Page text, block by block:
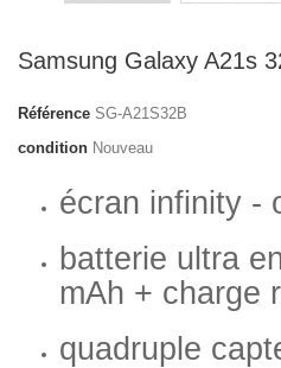
Samsung Galaxy A21s
Référence SG-A21S32B
condition Nouveau
écran infinity -
batterie ultra
mAh + charge
quadruple